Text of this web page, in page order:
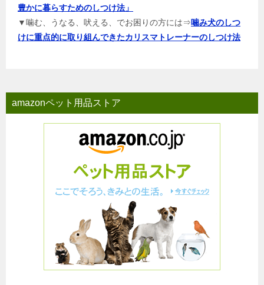
豊かに暮らすためのしつけ法」
▼噛む、うなる、吠える、でお困りの方には⇒噛み犬のしつ
けに重点的に取り組んできたカリスマトレーナーのしつけ法
amazonペット用品ストア